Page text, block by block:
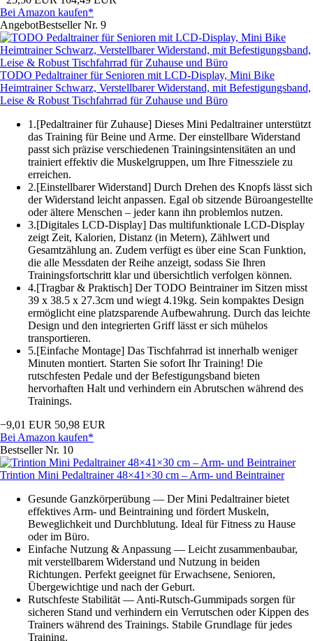
Bei Amazon kaufen*
AngebotBestseller Nr. 9
TODO Pedaltrainer für Senioren mit LCD-Display, Mini Bike
Heimtrainer Schwarz, Verstellbarer Widerstand, mit Befestigungsband,
Leise & Robust Tischfahrrad für Zuhause und Büro
1.[Pedaltrainer für Zuhause] Dieses Mini Pedaltrainer unterstützt
das Training für Beine und Arme. Der einstellbare Widerstand
passt sich präzise verschiedenen Trainingsintensitäten an und
trainiert effektiv die Muskelgruppen, um Ihre Fitnessziele zu
erreichen.
2.[Einstellbarer Widerstand] Durch Drehen des Knopfs lässt sich
der Widerstand leicht anpassen. Egal ob sitzende Büroangestellte
oder ältere Menschen – jeder kann ihn problemlos nutzen.
3.[Digitales LCD-Display] Das multifunktionale LCD-Display
zeigt Zeit, Kalorien, Distanz (in Metern), Zählwert und
Gesamtzählung an. Zudem verfügt es über eine Scan Funktion,
die alle Messdaten der Reihe anzeigt, sodass Sie Ihren
Trainingsfortschritt klar und übersichtlich verfolgen können.
4.[Tragbar & Praktisch] Der TODO Beintrainer im Sitzen misst
39 x 38.5 x 27.3cm und wiegt 4.19kg. Sein kompaktes Design
ermöglicht eine platzsparende Aufbewahrung. Durch das leichte
Design und den integrierten Griff lässt er sich mühelos
transportieren.
5.[Einfache Montage] Das Tischfahrrad ist innerhalb weniger
Minuten montiert. Starten Sie sofort Ihr Training! Die
rutschfesten Pedale und der Befestigungsband bieten
hervorhaften Halt und verhindern ein Abrutschen während des
Trainings.
−9,01 EUR 50,98 EUR
Bei Amazon kaufen*
Bestseller Nr. 10
Trintion Mini Pedaltrainer 48×41×30 cm – Arm- und Beintrainer
Gesunde Ganzkörperübung — Der Mini Pedaltrainer bietet
effektives Arm- und Beintraining und fördert Muskeln,
Beweglichkeit und Durchblutung. Ideal für Fitness zu Hause
oder im Büro.
Einfache Nutzung & Anpassung — Leicht zusammenbaubar,
mit verstellbarem Widerstand und Nutzung in beiden
Richtungen. Perfekt geeignet für Erwachsene, Senioren,
Übergewichtige und nach der Geburt.
Rutschfeste Stabilität — Anti-Rutsch-Gummipads sorgen für
sicheren Stand und verhindern ein Verrutschen oder Kippen des
Trainers während des Trainings. Stabile Grundlage für jedes
Training.